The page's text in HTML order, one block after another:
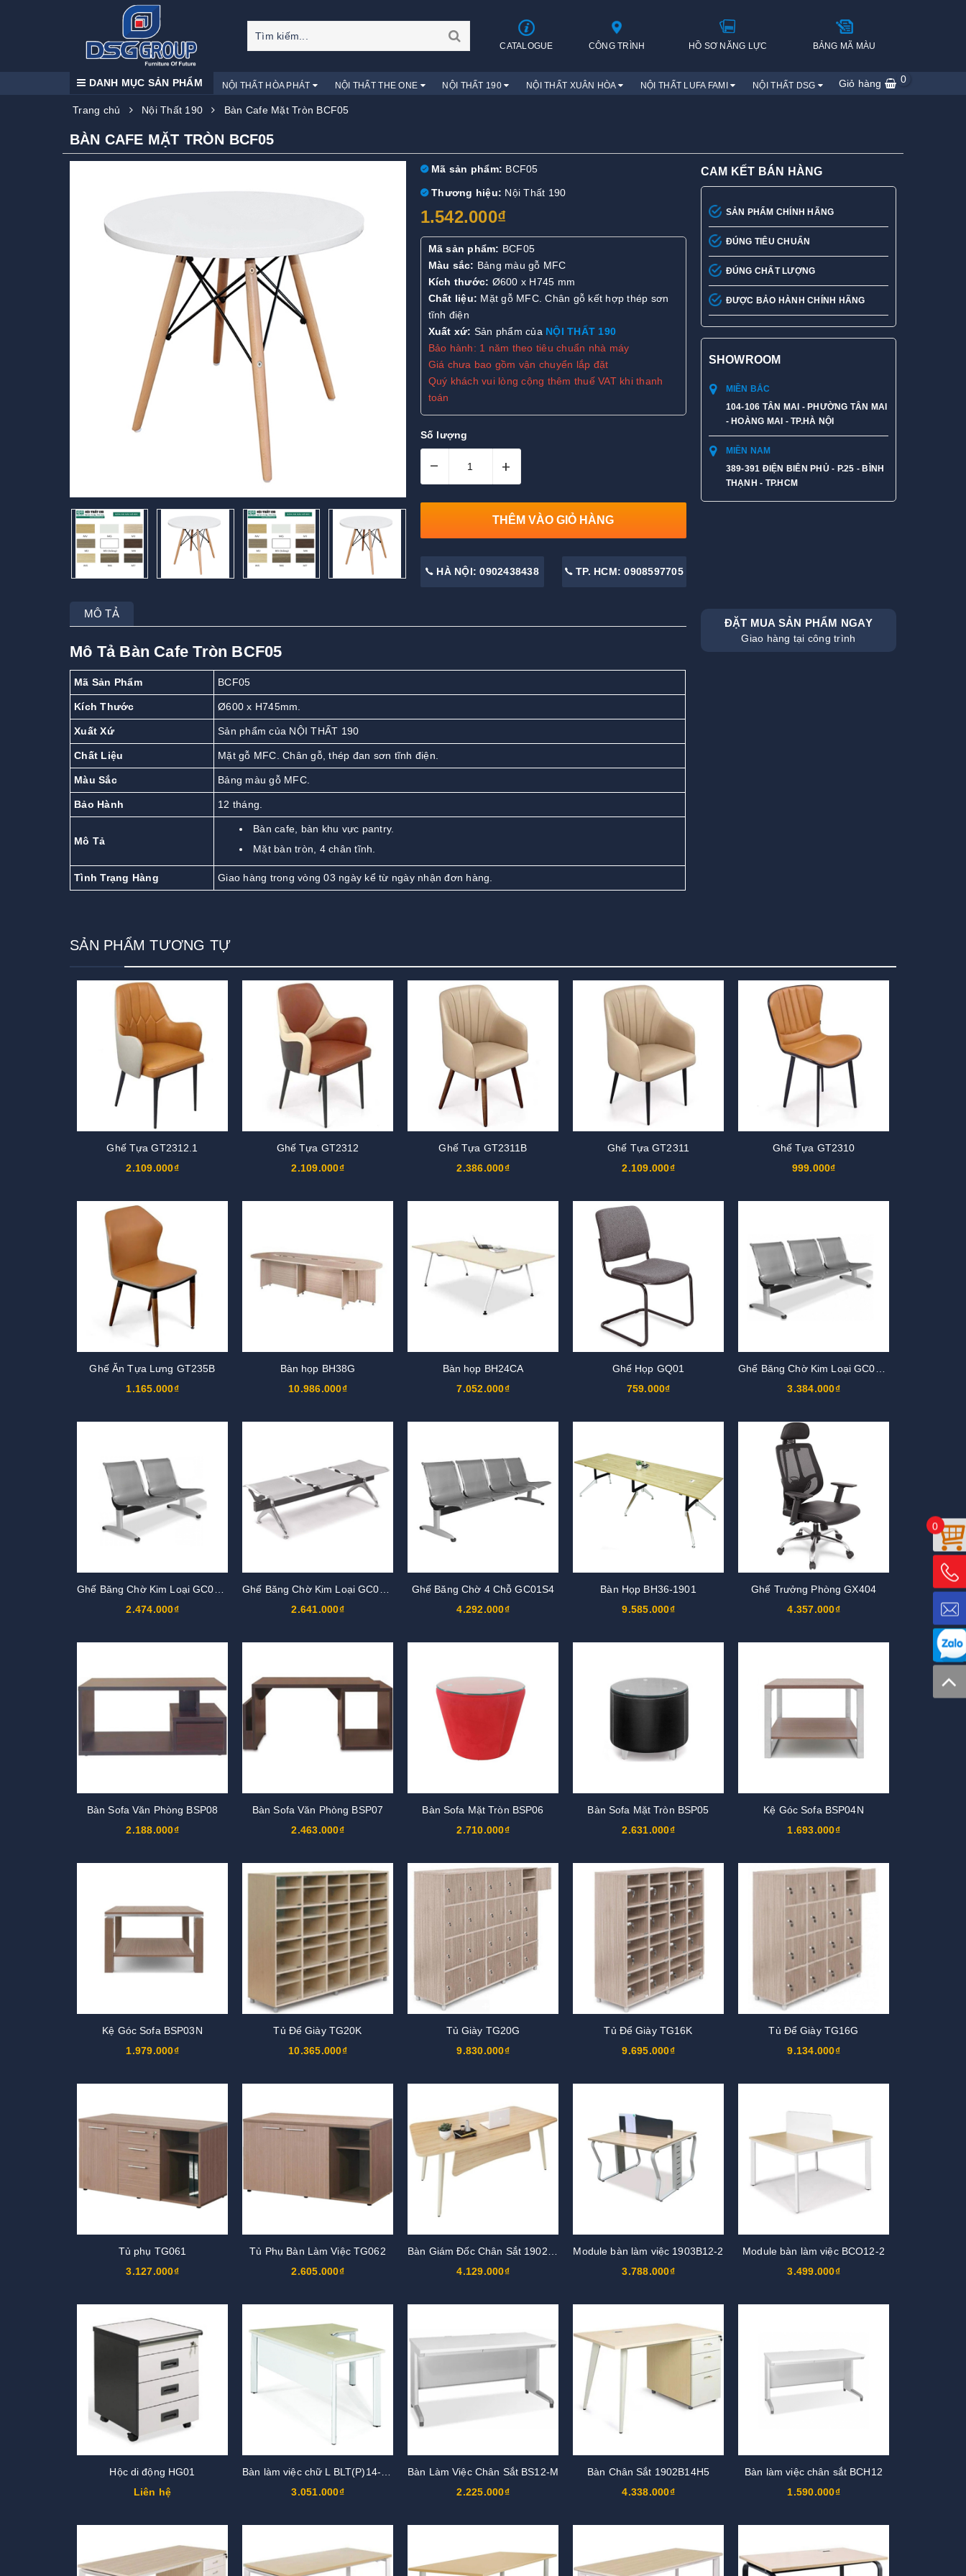
CATALOGUE CÔNG TRÌNH HỒ SƠ NĂNG LỰC BẢNG MÃ MÀU
DANH MỤC SẢN PHẨM NỘI THẤT HÒA PHÁT NỘI THẤT THE ONE NỘI THẤT 190 NỘI THẤT XUÂN HÒA NỘI THẤT LUFA FAMI NỘI THẤT DSG Giỏ hàng 0
Trang chủ Nội Thất 190 Bàn Cafe Mặt Tròn BCF05
BÀN CAFE MẶT TRÒN BCF05
Mã sản phẩm: BCF05
Thương hiệu: Nội Thất 190
1.542.000₫
Mã sản phẩm: BCF05
Màu sắc: Bảng màu gỗ MFC
Kích thước: Ø600 x H745 mm
Chất liệu: Mặt gỗ MFC. Chân gỗ kết hợp thép sơn
tĩnh điện
Xuất xứ: Sản phẩm của NỘI THẤT 190
Bảo hành: 1 năm theo tiêu chuẩn nhà máy
Giá chưa bao gồm vận chuyển lắp đặt
Quý khách vui lòng cộng thêm thuế VAT khi thanh
toán
Số lượng
– +
THÊM VÀO GIỎ HÀNG
HÀ NỘI: 0902438438 TP. HCM: 0908597705
CAM KẾT BÁN HÀNG
SẢN PHẨM CHÍNH HÃNG
ĐÚNG TIÊU CHUẨN
ĐÚNG CHẤT LƯỢNG
ĐƯỢC BẢO HÀNH CHÍNH HÃNG
SHOWROOM
MIỀN BẮC
104-106 TÂN MAI - PHƯỜNG TÂN MAI
- HOÀNG MAI - TP.HÀ NỘI
MIỀN NAM
389-391 ĐIỆN BIÊN PHỦ - P.25 - BÌNH
THẠNH - TP.HCM
MÔ TẢ
Mô Tả Bàn Cafe Tròn BCF05
Mã Sản Phẩm BCF05
Kích Thước Ø600 x H745mm.
Xuất Xứ Sản phẩm của NỘI THẤT 190
Chất Liệu Mặt gỗ MFC. Chân gỗ, thép đan sơn tĩnh điện.
Màu Sắc Bảng màu gỗ MFC.
Bảo Hành 12 tháng.
Mô Tả
Bàn cafe, bàn khu vực pantry.
Mặt bàn tròn, 4 chân tĩnh.
Tình Trạng Hàng Giao hàng trong vòng 03 ngày kể từ ngày nhận đơn hàng.
ĐẶT MUA SẢN PHẨM NGAY
Giao hàng tại công trình
SẢN PHẨM TƯƠNG TỰ
Ghế Tựa GT2312.1
2.109.000₫
Ghế Tựa GT2312
2.109.000₫
Ghế Tựa GT2311B
2.386.000₫
Ghế Tựa GT2311
2.109.000₫
Ghế Tựa GT2310
999.000₫
Ghế Ăn Tựa Lưng GT235B
1.165.000₫
Bàn họp BH38G
10.986.000₫
Bàn họp BH24CA
7.052.000₫
Ghế Họp GQ01
759.000₫
3.384.000₫
2.474.000₫
2.641.000₫
Ghế Băng Chờ 4 Chỗ GC01S4
4.292.000₫
Bàn Họp BH36-1901
9.585.000₫
Ghế Trưởng Phòng GX404
4.357.000₫
Bàn Sofa Văn Phòng BSP08
2.188.000₫
Bàn Sofa Văn Phòng BSP07
2.463.000₫
Bàn Sofa Mặt Tròn BSP06
2.710.000₫
Bàn Sofa Mặt Tròn BSP05
2.631.000₫
Kệ Góc Sofa BSP04N
1.693.000₫
Kệ Góc Sofa BSP03N
1.979.000₫
Tủ Để Giày TG20K
10.365.000₫
Tủ Giày TG20G
9.830.000₫
Tủ Để Giày TG16K
9.695.000₫
Tủ Để Giày TG16G
9.134.000₫
Tủ phụ TG061
3.127.000₫
Tủ Phụ Bàn Làm Việc TG062
2.605.000₫
4.129.000₫
Module bàn làm việc 1903B12-2
3.788.000₫
Module bàn làm việc BCO12-2
3.499.000₫
Hộc di động HG01
Liên hệ
3.051.000₫
Bàn Làm Việc Chân Sắt BS12-M
2.225.000₫
Bàn Chân Sắt 1902B14H5
4.338.000₫
Bàn làm việc chân sắt BCH12
1.590.000₫
0